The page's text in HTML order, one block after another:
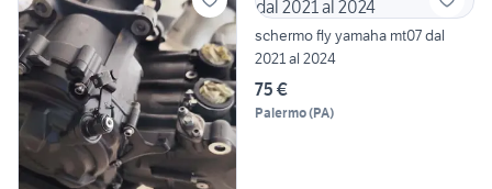
schermo fly yamaha mt07 dal
2021 al 2024
75 €
Palermo(PA)